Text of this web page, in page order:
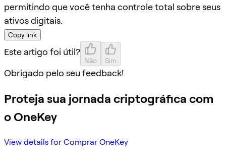
permitindo que você tenha controle total sobre seus
ativos digitais.
Copy link
Este artigo foi útil?
Não Sim
Obrigado pelo seu feedback!
Proteja sua jornada criptográfica com
o OneKey
View details for Comprar OneKey